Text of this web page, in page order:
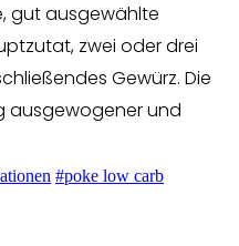
gut ausgewählte
zwei oder drei
Gewürz. Die
ausgewogener und
#poke low carb